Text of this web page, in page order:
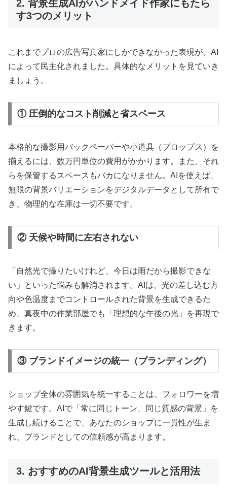
2. 背景生成AIがハンドメイド作家にもたら
す3つのメリット
これまでプロの広告写真家にしかできなかった表現が、AI
によって民主化されました。具体的なメリットを見ていき
ましょう。
① 圧倒的なコスト削減と省スペース
本格的な撮影用バックペーパーや小道具（プロップス）を
揃えるには、数万円単位の費用がかかります。また、それ
らを保管するスペースもバカになりません。AIを使えば、
無限の背景バリエーションをデジタルデータとして所有で
き、物理的な在庫は一切不要です。
② 天候や時間に左右されない
「自然光で撮りたいけれど、今日は雨だから撮影できな
い」といった悩みも解消されます。AIは、光の差し込む方
向や色温度までコントロールされた背景を生成できるた
め、真夜中の作業部屋でも「理想的な午後の光」を再現で
きます。
③ ブランドイメージの統一（ブランディング）
ショップ全体の雰囲気を統一することは、フォロワーを増
やす鍵です。AIで「常に同じトーン、同じ質感の背景」を
生成し続けることで、あなたのショップに一貫性が生ま
れ、ブランドとしての信頼感が高まります。
3. おすすめのAI背景生成ツールと活用法